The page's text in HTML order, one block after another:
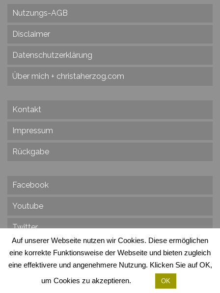
Nutzungs-AGB
Disclaimer
Datenschutzerklärung
Über mich + christaherzog.com
Kontakt
Impressum
Rückgabe
Facebook
Youtube
Twitter
© 2026 Vision & Ziele - Dr. Christa Herzog, Alle Rechte vorbehalten
Via dei Cinque Archi, Velletri, RM, Italy, Europa, Planet Erde, Galaxie Milchstrasse
Auf unserer Webseite nutzen wir Cookies. Diese ermöglichen
eine korrekte Funktionsweise der Webseite und bieten zugleich
eine effektivere und angenehmere Nutzung. Klicken Sie auf OK,
um Cookies zu akzeptieren.
OK